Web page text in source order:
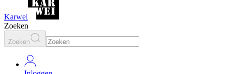
Karwei
Zoeken
Zoeken